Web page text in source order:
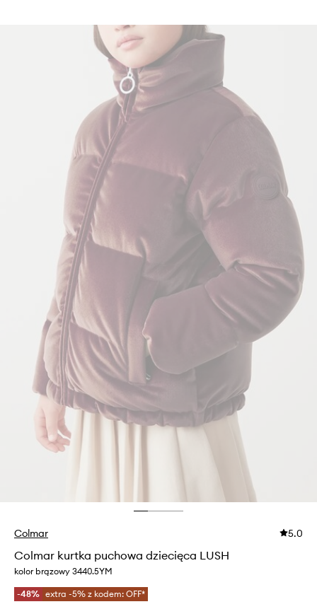
Colmar 5.0
Colmar kurtka puchowa dziecięca LUSH
kolor brązowy 3440.5YM
-48% extra -5% z kodem: OFF*